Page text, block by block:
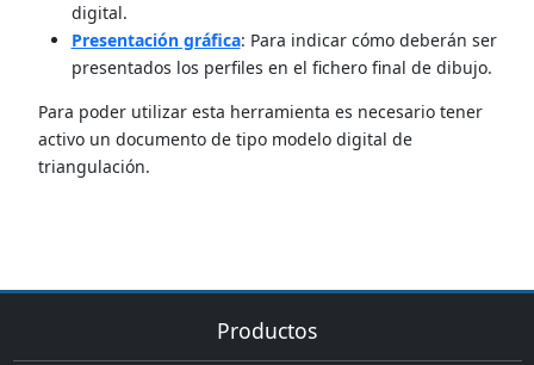
digital.
Presentación gráfica: Para indicar cómo deberán ser
presentados los perfiles en el fichero final de dibujo.
Para poder utilizar esta herramienta es necesario tener
activo un documento de tipo modelo digital de
triangulación.
Productos